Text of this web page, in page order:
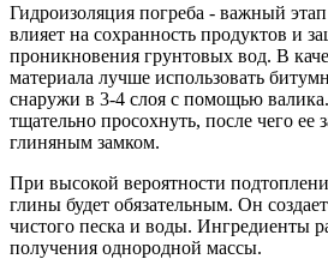
Гидроизоляция погреба - важный
влияет на сохранность продуктов и
проникновения грунтовых вод. В
материала лучше использовать
снаружи в 3-4 слоя с помощью
тщательно просохнуть, после чего ее
глиняным замком.
При высокой вероятности
глины будет обязательным. Он
чистого песка и воды. Ингредиенты
получения однородной массы.